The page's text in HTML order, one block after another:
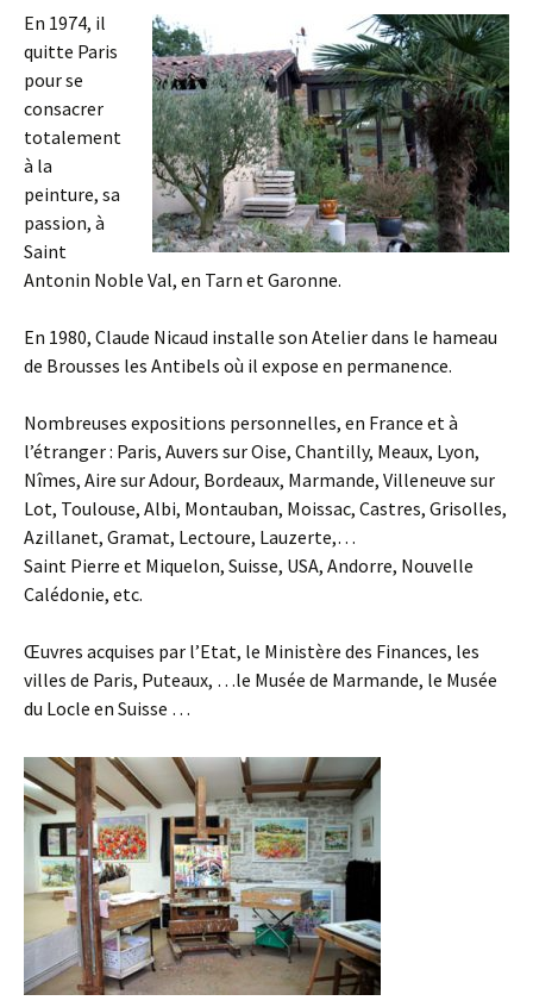
En 1974, il
quitte Paris
pour se
consacrer
totalement
à la
peinture, sa
passion, à
Saint
Antonin Noble Val, en Tarn et Garonne.
En 1980, Claude Nicaud installe son Atelier dans le hameau
de Brousses les Antibels où il expose en permanence.
Nombreuses expositions personnelles, en France et à
l’étranger : Paris, Auvers sur Oise, Chantilly, Meaux, Lyon,
Nîmes, Aire sur Adour, Bordeaux, Marmande, Villeneuve sur
Lot, Toulouse, Albi, Montauban, Moissac, Castres, Grisolles,
Azillanet, Gramat, Lectoure, Lauzerte,…
Saint Pierre et Miquelon, Suisse, USA, Andorre, Nouvelle
Calédonie, etc.
Œuvres acquises par l’Etat, le Ministère des Finances, les
villes de Paris, Puteaux, …le Musée de Marmande, le Musée
du Locle en Suisse …